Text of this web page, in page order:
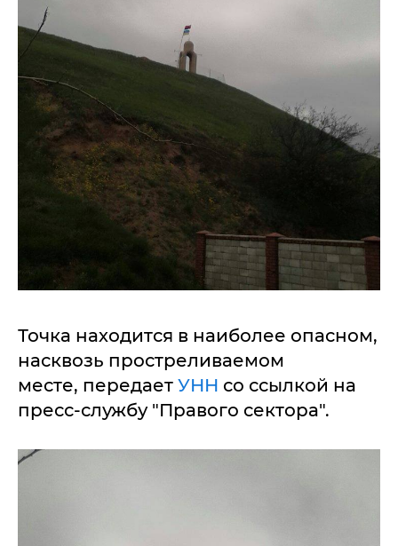
Точка находится в наиболее опасном,
насквозь простреливаемом
месте, передает УНН со ссылкой на
пресс-службу "Правого сектора".